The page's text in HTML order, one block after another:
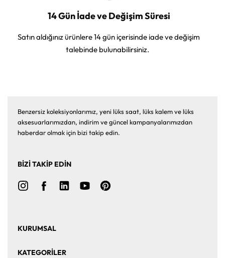
14 Gün İade ve Değişim Süresi
Satın aldığınız ürünlere 14 gün içerisinde iade ve değişim
talebinde bulunabilirsiniz.
Benzersiz koleksiyonlarımız, yeni lüks saat, lüks kalem ve lüks
aksesuarlarımızdan, indirim ve güncel kampanyalarımızdan
haberdar olmak için bizi takip edin.
BİZİ TAKİP EDİN
KURUMSAL
KATEGORİLER